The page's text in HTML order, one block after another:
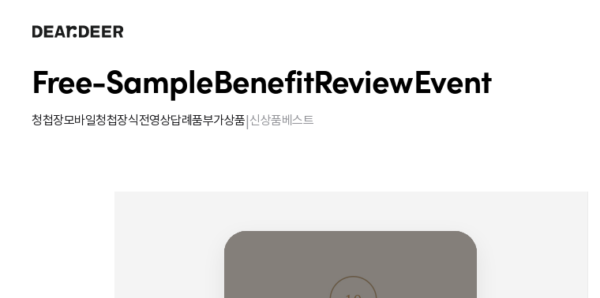
Free-SampleBenefitReviewEvent
청첩장모바일청첩장식전영상답례품부가상품|신상품베스트